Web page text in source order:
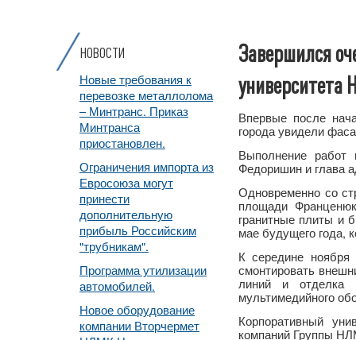
НОВОСТИ
Новые требования к
перевозке металлолома
– Минтранс. Приказ
Минтранса
приостановлен.
Ограничения импорта из
Евросоюза могут
принести
дополнительную
прибыль Российским
"трубникам".
Программа утилизации
автомобилей.
Новое оборудование
компании Вторчермет
Завершился
Впервые после
города увидели
Выполнение работ
Федоришин и глава
Одновременно со
площади
гранитные плиты и
мае будущего года,
К середине
смонтировать
линий и отделка
мультимедийного
Корпоративный
компаний Группы